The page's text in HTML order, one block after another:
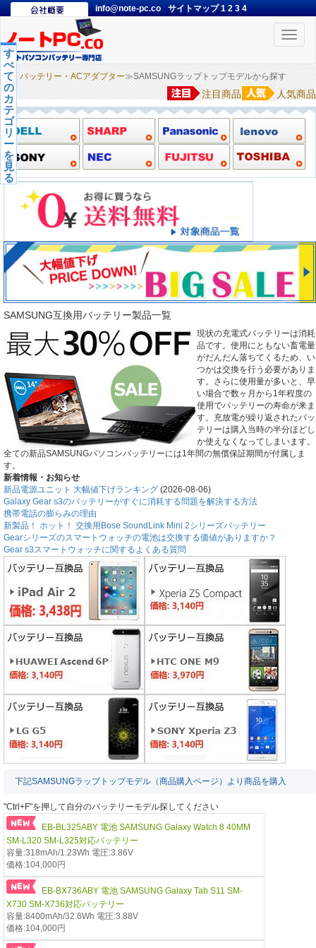
info@note-pc.co サイトマップ1 2 3 4
Toggle
バッテリー・ACアダプター≫SAMSUNGラップトップモデルから探す
人気商品
注目商品
す
べ
て
の
カ
テ
ゴ
リ
ー
を
見
る
SAMSUNG互換用バッテリー製品一覧
現状の充電式バッテリーは消耗
品です。使用にともない畜電量
がだんだん落ちてくるため、い
つかは交換を行う必要がありま
す。さらに使用量が多いと、早
い場合で数ヶ月から1年程度の
使用でバッテリーの寿命が来ま
す。充放電が繰り返されたバッ
テリーは購入当時の半分ほどし
か使えなくなってしまいます。
全ての新品SAMSUNGパソコンバッテリーには1年間の無償保証期間が付属しま
す。
新着情報・お知らせ
新品電源ユニット 大幅値下げランキング (2026-08-06)
Galaxy Gear s3のバッテリーがすぐに消耗する問題を解決する方法
携帯電話の膨らみの理由
新製品！ ホット！ 交換用Bose SoundLink Mini 2シリーズバッテリー
Gearシリーズのスマートウォッチの電池は交換する価値がありますか？
Gear s3スマートウォッチに関するよくある質問
下記SAMSUNGラップトップモデル（商品購入ページ）より商品を購入
"Ctrl+F"を押して自分のバッテリーモデル探してください
EB-BL325ABY 電池 SAMSUNG Galaxy Watch 8 40MM
SM-L320 SM-L325対応バッテリー
容量:318mAh/1.23Wh 電圧:3.86V
価格:104,000円
EB-BX736ABY 電池 SAMSUNG Galaxy Tab S11 SM-
X730 SM-X736対応バッテリー
容量:8400mAh/32.6Wh 電圧:3.88V
価格:104,000円